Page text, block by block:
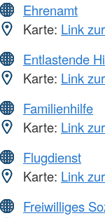
Ehrenamt
Karte: Link
Entlastende
Karte: Link
Familienhilfe
Karte: Link
Flugdienst
Karte: Link
Freiwilliges